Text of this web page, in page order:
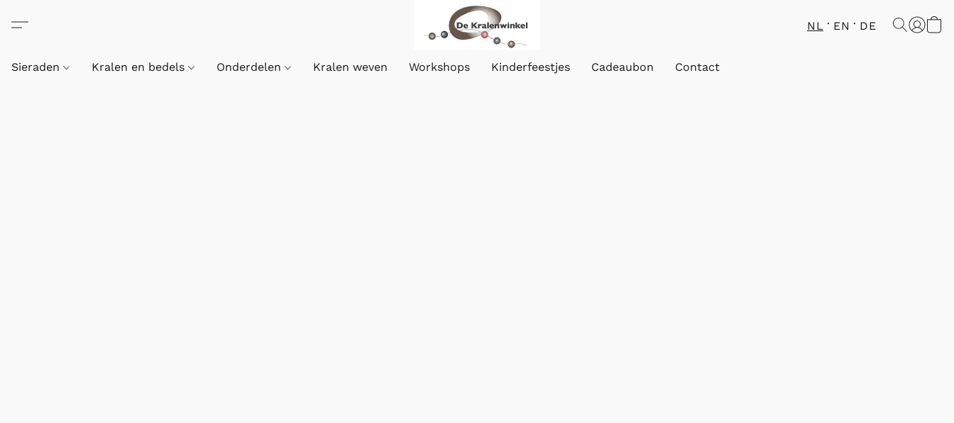
NL EN DE
Sieraden Kralen en bedels Onderdelen Kralen weven Workshops Kinderfeestjes Cadeaubon Contact